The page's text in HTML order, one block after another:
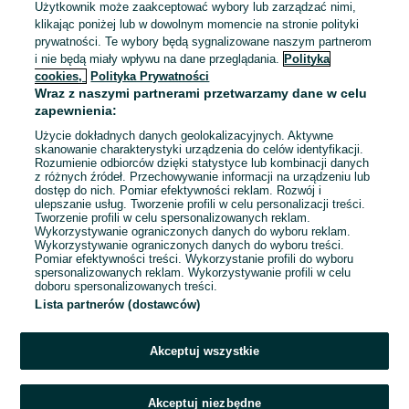
Usługi koparko-ładowarką
Wyburzenia i rozbiórka
Giebułtów
03 sierpnia 2026
1 2 3 ... 7
Użytkownik może zaakceptować wybory lub zarządzać nimi,
klikając poniżej lub w dowolnym momencie na stronie polityki
prywatności. Te wybory będą sygnalizowane naszym partnerom
i nie będą miały wpływu na dane przeglądania. Polityka
cookies,
Polityka Prywatności
Wraz z naszymi partnerami przetwarzamy dane w celu
zapewnienia:
Użycie dokładnych danych geolokalizacyjnych. Aktywne
skanowanie charakterystyki urządzenia do celów identyfikacji.
Rozumienie odbiorców dzięki statystyce lub kombinacji danych
z różnych źródeł. Przechowywanie informacji na urządzeniu lub
dostęp do nich. Pomiar efektywności reklam. Rozwój i
ulepszanie usług. Tworzenie profili w celu personalizacji treści.
Tworzenie profili w celu spersonalizowanych reklam.
Wykorzystywanie ograniczonych danych do wyboru reklam.
Wykorzystywanie ograniczonych danych do wyboru treści.
Pomiar efektywności treści. Wykorzystanie profili do wyboru
spersonalizowanych reklam. Wykorzystywanie profili w celu
doboru spersonalizowanych treści.
Lista partnerów (dostawców)
Akceptuj wszystkie
Akceptuj niezbędne